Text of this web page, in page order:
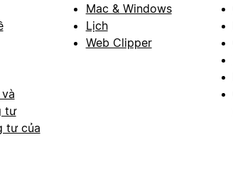
tư
tư của
Mac & Windows
Lịch
Web Clipper